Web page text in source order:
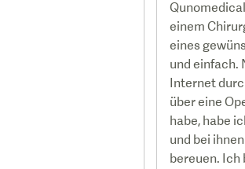
einem
eines
und einfach.
Internet
über eine
habe, habe
und bei
bereuen. Ich